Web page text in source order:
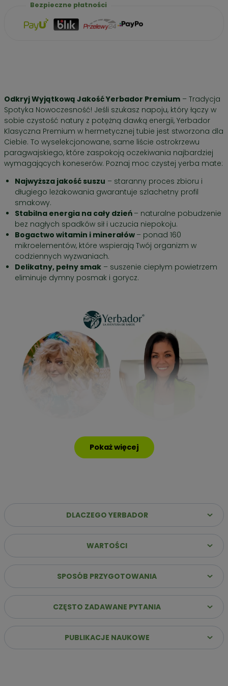
Bezpieczne płatności
Odkryj Wyjątkową Jakość Yerbador Premium – Tradycja
Spotyka Nowoczesność! Jeśli szukasz napoju, który łączy w
sobie czystość natury z potężną dawką energii, Yerbador
Klasyczna Premium w hermetycznej tubie jest stworzona dla
Ciebie. To wyselekcjonowane, same liście ostrokrzewu
paragwajskiego, które zaspokoją oczekiwania najbardziej
wymagających koneserów. Poznaj moc czystej yerba mate:
Najwyższa jakość suszu – staranny proces zbioru i
długiego leżakowania gwarantuje szlachetny profil
smakowy.
Stabilna energia na cały dzień – naturalne pobudzenie
bez nagłych spadków sił i uczucia niepokoju.
Bogactwo witamin i minerałów – ponad 160
mikroelementów, które wspierają Twój organizm w
codziennych wyzwaniach.
Delikatny, pełny smak – suszenie ciepłym powietrzem
eliminuje dymny posmak i gorycz.
Dlaczego warto wybrać Yerbador Premium?
✔️ Najwyższa jakość suszu– Same liście (sin palo)
poddane starannemu procesowi leżakowania, co
gwarantuje szlachetny i głęboki profil smakowy.
✔️
Stabilna energia bez „zjazdu” – Naturalna kofeina
uwalnia się stopniowo, zapewniając jasność umysłu i siłę do
działania przez wiele godzin.
✔️ Innowacja: Suszenie powietrzem– Nasz susz
Pokaż więcej
DLACZEGO YERBADOR
WARTOŚCI
SPOSÓB PRZYGOTOWANIA
CZĘSTO ZADAWANE PYTANIA
PUBLIKACJE NAUKOWE